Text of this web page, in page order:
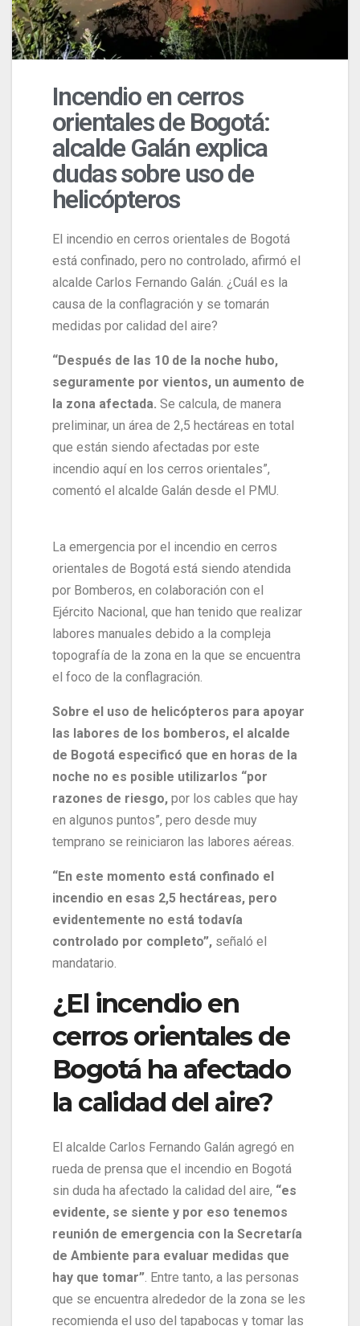
Incendio en cerros
orientales de Bogotá:
alcalde Galán explica
dudas sobre uso de
helicópteros
El incendio en cerros orientales de Bogotá
está confinado, pero no controlado, afirmó el
alcalde Carlos Fernando Galán. ¿Cuál es la
causa de la conflagración y se tomarán
medidas por calidad del aire?
“Después de las 10 de la noche hubo,
seguramente por vientos, un aumento de
la zona afectada. Se calcula, de manera
preliminar, un área de 2,5 hectáreas en total
que están siendo afectadas por este
incendio aquí en los cerros orientales”,
comentó el alcalde Galán desde el PMU.
La emergencia por el incendio en cerros
orientales de Bogotá está siendo atendida
por Bomberos, en colaboración con el
Ejército Nacional, que han tenido que realizar
labores manuales debido a la compleja
topografía de la zona en la que se encuentra
el foco de la conflagración.
Sobre el uso de helicópteros para apoyar
las labores de los bomberos, el alcalde
de Bogotá especificó que en horas de la
noche no es posible utilizarlos “por
razones de riesgo, por los cables que hay
en algunos puntos”, pero desde muy
temprano se reiniciaron las labores aéreas.
“En este momento está confinado el
incendio en esas 2,5 hectáreas, pero
evidentemente no está todavía
controlado por completo”, señaló el
mandatario.
¿El incendio en
cerros orientales de
Bogotá ha afectado
la calidad del aire?
El alcalde Carlos Fernando Galán agregó en
rueda de prensa que el incendio en Bogotá
sin duda ha afectado la calidad del aire, “es
evidente, se siente y por eso tenemos
reunión de emergencia con la Secretaría
de Ambiente para evaluar medidas que
hay que tomar”. Entre tanto, a las personas
que se encuentra alrededor de la zona se les
recomienda el uso del tapabocas y tomar las